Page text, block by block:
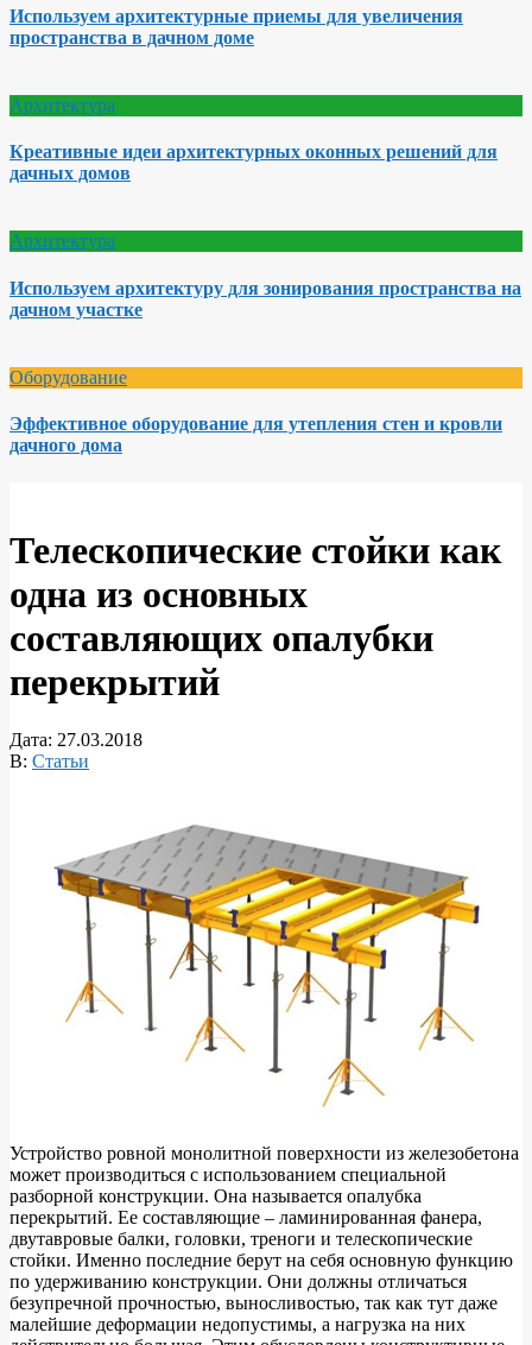
Используем архитектурные приемы для увеличения
пространства в дачном доме
Архитектура
Креативные идеи архитектурных оконных решений для
дачных домов
Архитектура
Используем архитектуру для зонирования пространства на
дачном участке
Оборудование
Эффективное оборудование для утепления стен и кровли
дачного дома
Телескопические стойки как
одна из основных
составляющих опалубки
перекрытий
Дата: 27.03.2018
В: Статьи
Устройство ровной монолитной поверхности из железобетона
может производиться с использованием специальной
разборной конструкции. Она называется опалубка
перекрытий. Ее составляющие – ламинированная фанера,
двутавровые балки, головки, треноги и телескопические
стойки. Именно последние берут на себя основную функцию
по удерживанию конструкции. Они должны отличаться
безупречной прочностью, выносливостью, так как тут даже
малейшие деформации недопустимы, а нагрузка на них